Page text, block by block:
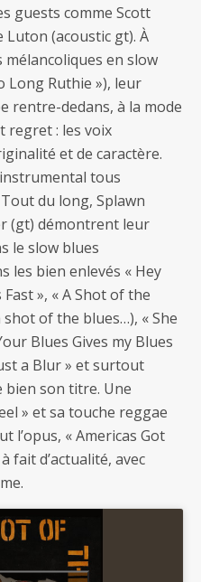
guests comme Scott
Luton (acoustic gt). À
mélancoliques en slow
Long Ruthie »), leur
rentre-dedans, à la mode
regret : les voix
et de caractère.
tous
du long, Splawn
(gt) démontrent leur
le slow blues
les bien enlevés « Hey
», « A Shot of the
shot of the blues…), « She
Blues Gives my Blues
a Blur » et surtout
bien son titre. Une
» et sa touche reggae
l’opus, « Americas Got
fait d’actualité, avec